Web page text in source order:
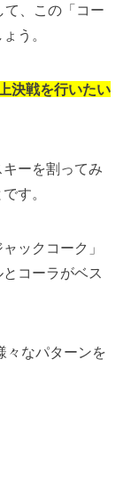
、この「コー
う。
決戦を行いたい
ーを割ってみ
す。
ックコーク」
コーラがベス
々なパターンを